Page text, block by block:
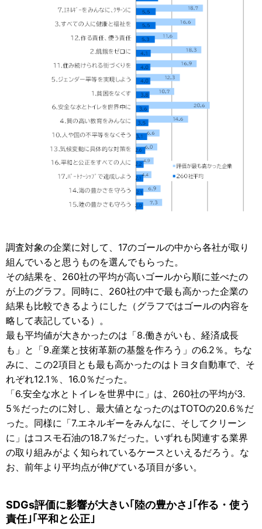
調査対象の企業に対して、17のゴールの中から各社が取り
組んでいると思うものを選んでもらった。
その結果を、260社の平均が高いゴールから順に並べたの
が上のグラフ。同時に、260社の中で最も高かった企業の
結果も比較できるようにした（グラフではゴールの内容を
略して表記している）。
最も平均値が大きかったのは「8.働きがいも、経済成長
も」と「9.産業と技術革新の基盤を作ろう」の6.2％。ちな
みに、この2項目とも最も高かったのはトヨタ自動車で、そ
れぞれ12.1％、16.0％だった。
「6.安全な水とトイレを世界中に」は、260社の平均が3.
5％だったのに対し、最大値となったのはTOTOの20.6％だ
った。同様に「7.エネルギーをみんなに、そしてクリーン
に」はコスモ石油の18.7％だった。いずれも関連する業界
の取り組みがよく知られているケースといえるだろう。な
お、前年より平均点が伸びている項目が多い。
SDGs評価に影響が大きい｢陸の豊かさ｣｢作る・使う
責任｣｢平和と公正｣